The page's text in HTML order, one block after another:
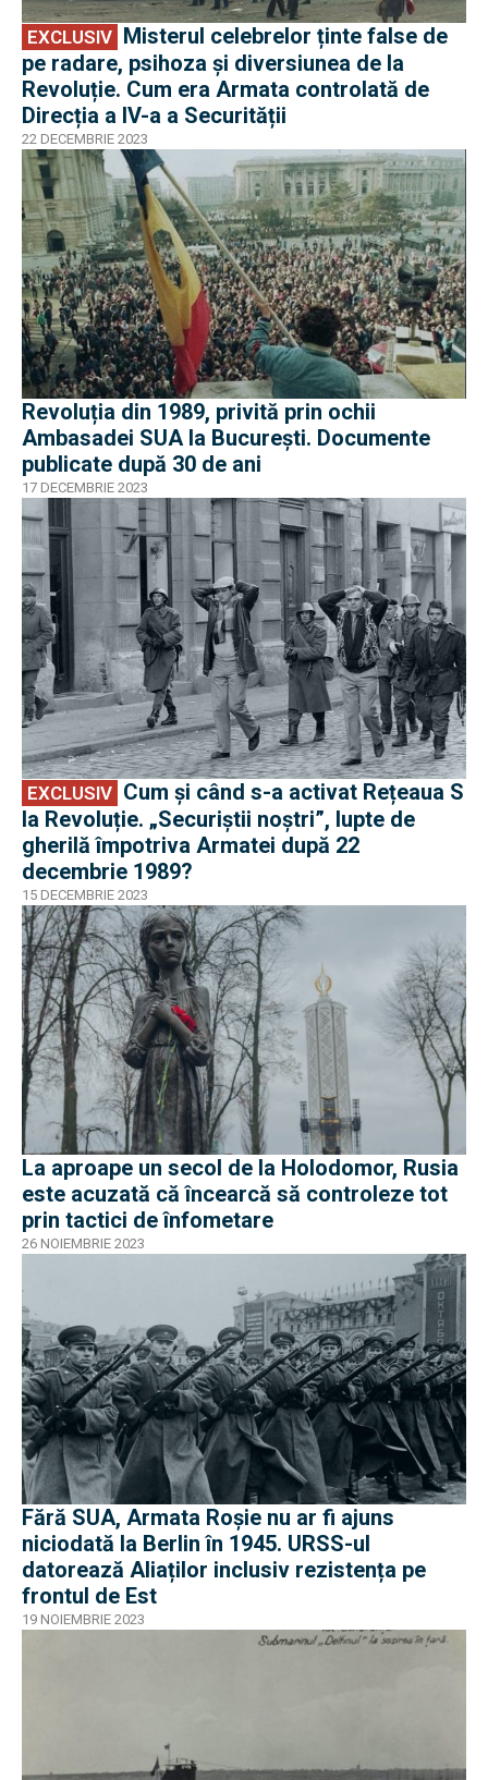
EXCLUSIV
pe radare, psihoza și diversiunea de la
Revoluție. Cum era Armata controlată de
Direcția a IV-a a Securității
22 DECEMBRIE 2023
Revoluția din 1989, privită prin ochii
Ambasadei SUA la București. Documente
publicate după 30 de ani
17 DECEMBRIE 2023
EXCLUSIV
EXCLUSIV
la Revoluție. „Securiștii noștri”, lupte de
gherilă împotriva Armatei după 22
decembrie 1989?
15 DECEMBRIE 2023
La aproape un secol de la Holodomor, Rusia
este acuzată că încearcă să controleze tot
prin tactici de înfometare
26 NOIEMBRIE 2023
Fără SUA, Armata Roșie nu ar fi ajuns
niciodată la Berlin în 1945. URSS-ul
datorează Aliaților inclusiv rezistența pe
frontul de Est
19 NOIEMBRIE 2023